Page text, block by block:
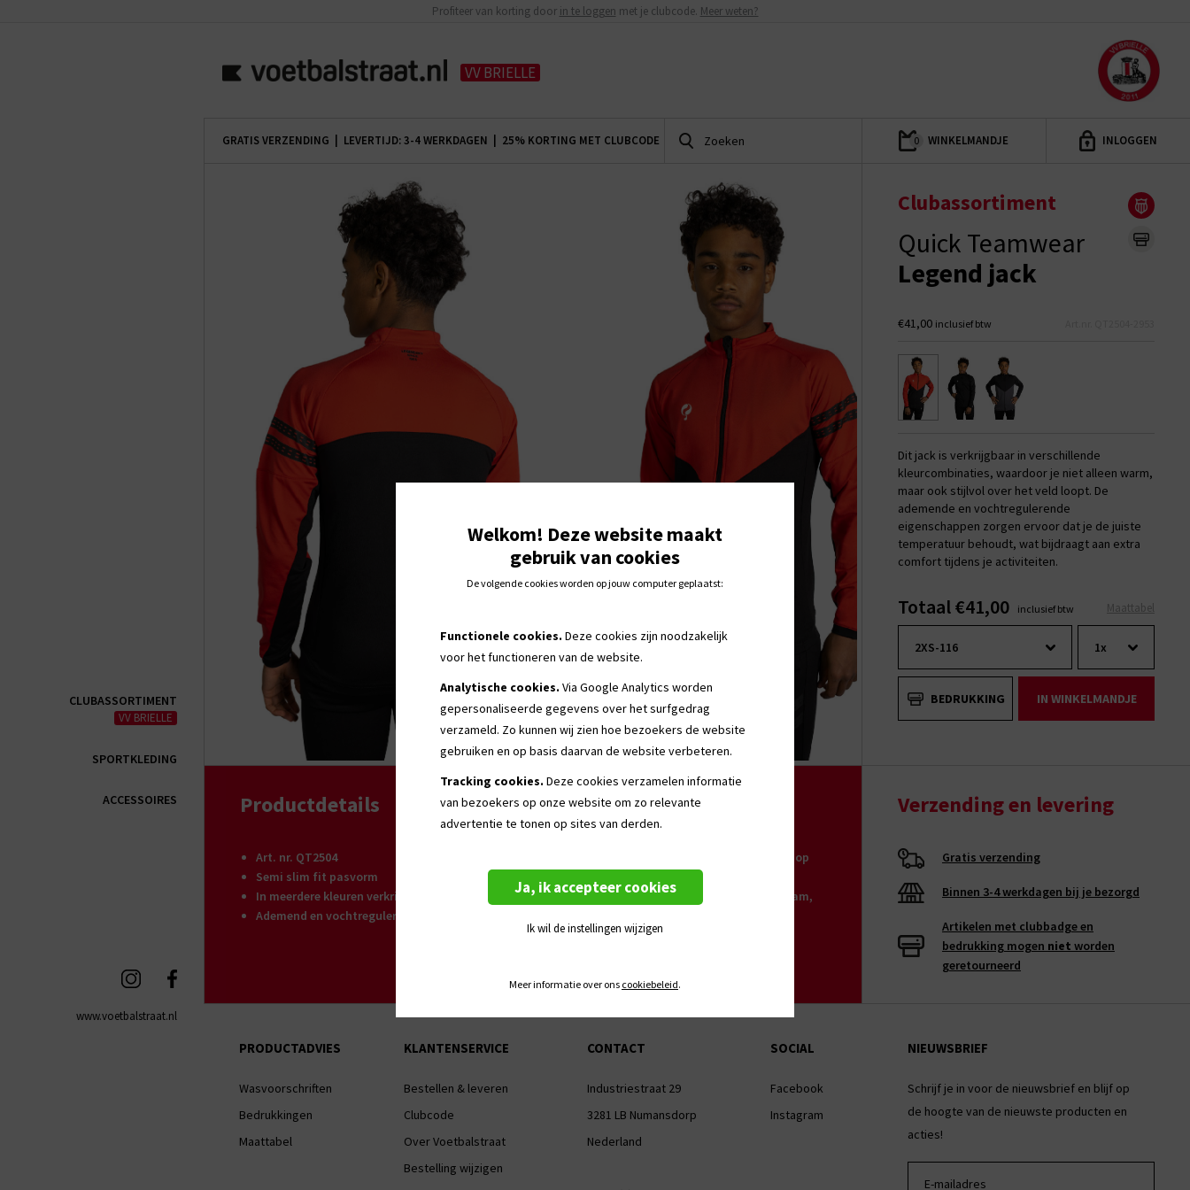
Profiteer van korting door in te loggen met je clubcode. Meer weten?
CLUBASSORTIMENT
VV BRIELLE
SPORTKLEDING
ACCESSOIRES
www.voetbalstraat.nl
VV BRIELLE
GRATIS VERZENDING | LEVERTIJD: 3-4 WERKDAGEN | 25% KORTING MET CLUBCODE 0 WINKELMANDJE INLOGGEN
Clubassortiment
Quick Teamwear
Legend jack
€41,00 inclusief btw
Dit jack is verkrijgbaar in verschillende
kleurcombinaties, waardoor je niet alleen warm,
maar ook stijlvol over het veld loopt. De
ademende en vochtregulerende
eigenschappen zorgen ervoor dat je de juiste
temperatuur behoudt, wat bijdraagt aan extra
comfort tijdens je activiteiten.
Maattabel
Totaal €41,00 inclusief btw
BEDRUKKING IN WINKELMANDJE
Productdetails
Art. nr. QT2504
Semi slim fit pasvorm
In meerdere kleuren verkrijgbaar
Ademend en vochtregulerend materiaal
(Sponsor)logo bedrukking is alleen mogelijk op
Bedrukken van dit artikel is mogelijk met naam,
Dit artikel bevat een VV Brielle clubbadge
Verzending en levering
Gratis verzending
Binnen 3-4 werkdagen bij je bezorgd
Artikelen met clubbadge en
bedrukking mogen niet worden
geretourneerd
PRODUCTADVIES
Wasvoorschriften
Bedrukkingen
Maattabel
KLANTENSERVICE
Bestellen & leveren
Clubcode
Over Voetbalstraat
Bestelling wijzigen
CONTACT
Industriestraat 29
3281 LB Numansdorp
Nederland
SOCIAL
Facebook
Instagram
NIEUWSBRIEF
Schrijf je in voor de nieuwsbrief en blijf op
de hoogte van de nieuwste producten en
acties!
Welkom! Deze website maakt
gebruik van cookies
De volgende cookies worden op jouw computer geplaatst:
Functionele cookies. Deze cookies zijn noodzakelijk
voor het functioneren van de website.
Analytische cookies. Via Google Analytics worden
gepersonaliseerde gegevens over het surfgedrag
verzameld. Zo kunnen wij zien hoe bezoekers de website
gebruiken en op basis daarvan de website verbeteren.
Tracking cookies. Deze cookies verzamelen informatie
van bezoekers op onze website om zo relevante
advertentie te tonen op sites van derden.
Ja, ik accepteer cookies
Ik wil de instellingen wijzigen
Meer informatie over ons cookiebeleid.